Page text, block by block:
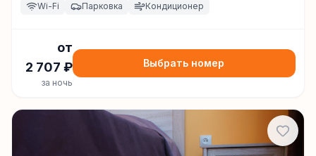
Wi-Fi Парковка Кондиционер
от
2 707 ₽
за ночь
Выбрать номер